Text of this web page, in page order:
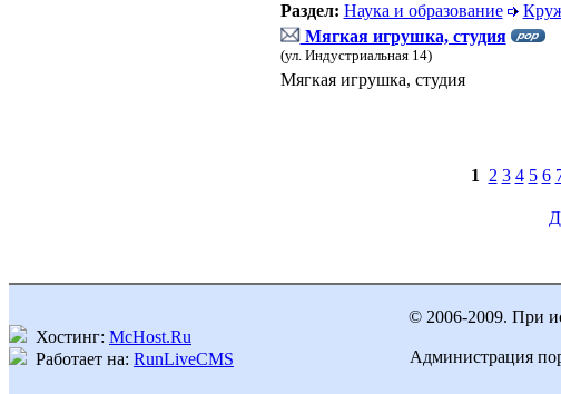
Раздел: Наука и образование
Мягкая игрушка, студия
(ул. Индустриальная 14)
Мягкая игрушка, студия
1 2 3 4 5 6
Хостинг: McHost.Ru
Работает на: RunLiveCMS
© 2006-2009. При
Администрация